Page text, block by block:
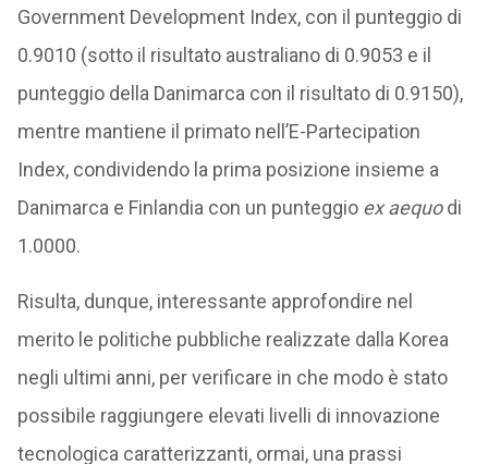
Government Development Index, con il punteggio di
0.9010 (sotto il risultato australiano di 0.9053 e il
punteggio della Danimarca con il risultato di 0.9150),
mentre mantiene il primato nell’E-Partecipation
Index, condividendo la prima posizione insieme a
Danimarca e Finlandia con un punteggio ex aequodi
1.0000.
Risulta, dunque, interessante approfondire nel
merito le politiche pubbliche realizzate dalla Korea
negli ultimi anni, per verificare in che modo è stato
possibile raggiungere elevati livelli di innovazione
tecnologica caratterizzanti, ormai, una prassi